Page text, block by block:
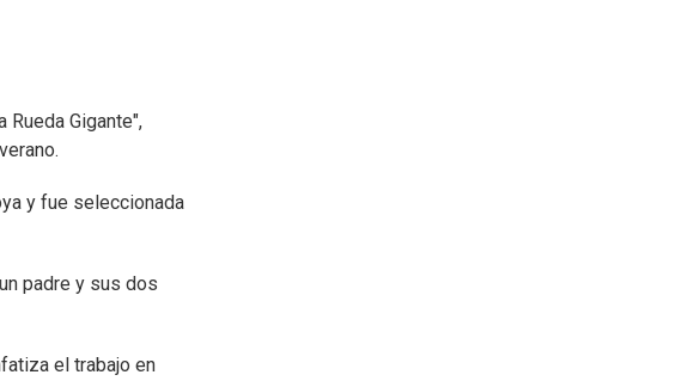
Gigante",
y fue seleccionada
padre y sus dos
el trabajo en